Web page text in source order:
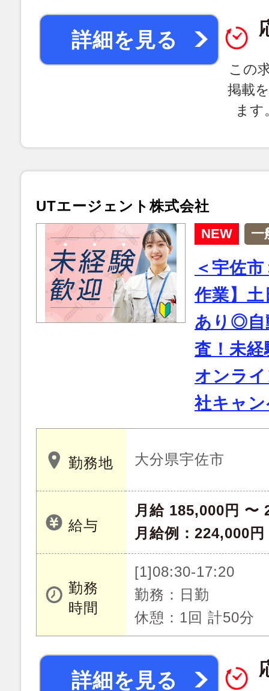
詳細を見る
この
掲載
ま
UTエージェント株式会社
NEW 一
＜宇佐
作業】
あり◎自
査！未
オンラ
社キャ
勤務地 大分県宇佐市
給与
月給 185,000円 〜
月給例：224,000
勤務
時間
[1]08:30-17:20
勤務：日勤
休憩：1回 計50分
詳細を見る